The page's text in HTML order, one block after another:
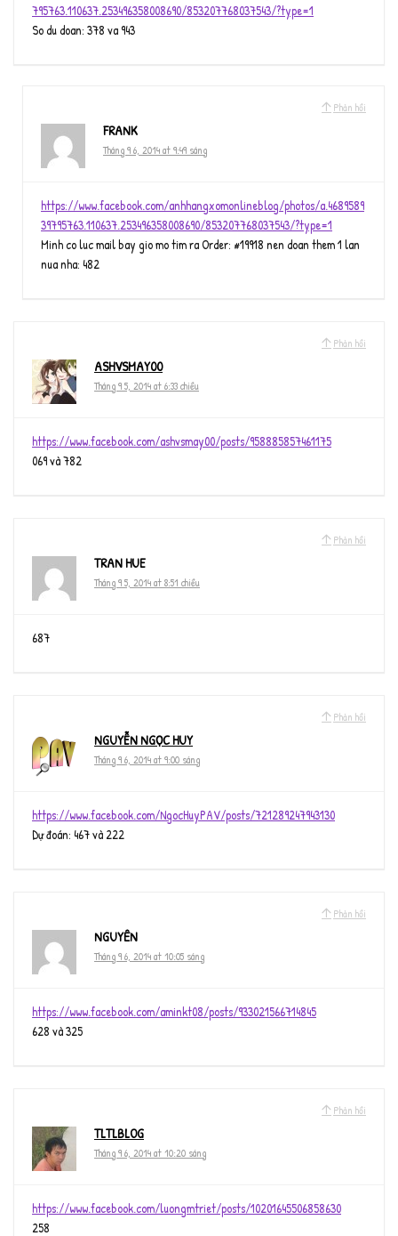
795763.110637.253496358008690/853207768037543/?type=1
So du doan: 378 va 943
Phản hồi
FRANK
Tháng 9 6, 2014 at 9:49 sáng
https://www.facebook.com/anhhangxomonlineblog/photos/a.4689589
39795763.110637.253496358008690/853207768037543/?type=1
Minh co luc mail bay gio mo tim ra Order: #19918 nen doan them 1 lan
nua nha: 482
Phản hồi
ASHVSMAY00
Tháng 9 5, 2014 at 6:33 chiều
https://www.facebook.com/ashvsmay00/posts/958885857461175
069 và 782
Phản hồi
TRAN HUE
Tháng 9 5, 2014 at 8:51 chiều
687
Phản hồi
NGUYỄN NGỌC HUY
Tháng 9 6, 2014 at 9:00 sáng
https://www.facebook.com/NgocHuyPAV/posts/721289247943130
Dự đoán: 467 và 222
Phản hồi
NGUYÊN
Tháng 9 6, 2014 at 10:05 sáng
https://www.facebook.com/aminkt08/posts/933021566714845
628 và 325
Phản hồi
TLTLBLOG
Tháng 9 6, 2014 at 10:20 sáng
https://www.facebook.com/luongmtriet/posts/10201645506858630
258